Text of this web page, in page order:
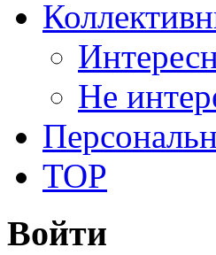
Не
TOP
Войти